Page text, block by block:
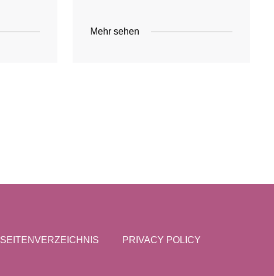
Mehr sehen
SEITENVERZEICHNIS PRIVACY POLICY